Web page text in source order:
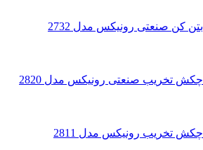
بتن کن صنعتی رونیکس مدل 2732
چکش تخریب صنعتی رونیکس مدل 2820
چکش تخریب رونیکس مدل 2811